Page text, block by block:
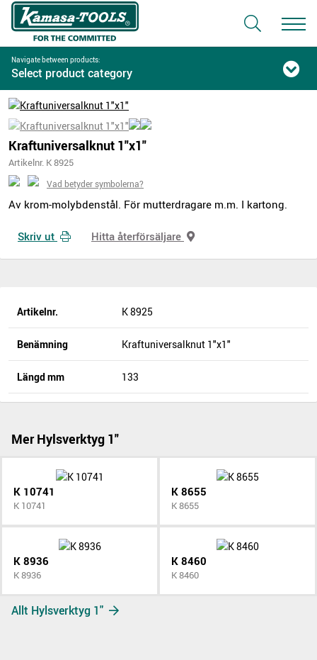
Navigate between products:
Select product category
Kraftuniversalknut 1"x1"
Artikelnr. K 8925
Vad betyder symbolerna?
Av krom-molybdenstål. För mutterdragare m.m. I kartong.
Skriv ut Hitta återförsäljare
Artikelnr. K 8925
Benämning Kraftuniversalknut 1"x1"
Längd mm 133
Mer Hylsverktyg 1"
K 10741
K 10741
K 8655
K 8655
K 8936
K 8936
K 8460
K 8460
Allt Hylsverktyg 1"